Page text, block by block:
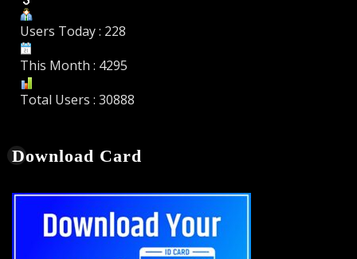
Users Today : 228
This Month : 4295
Total Users : 30888
Download Card